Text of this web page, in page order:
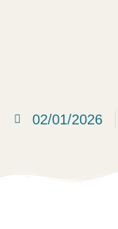
02/01/2026